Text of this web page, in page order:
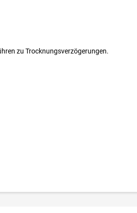
zu Trocknungsverzögerungen.